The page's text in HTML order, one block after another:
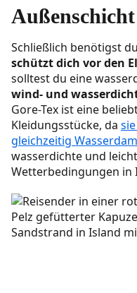
Außenschicht
Schließlich benötigst
schützt dich vor den
solltest du eine
wind- und
Gore-Tex ist eine
Kleidungsstücke, da
gleichzeitig
wasserdichte und
Wetterbedingungen in